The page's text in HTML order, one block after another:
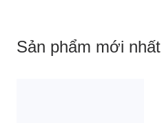
Sản phẩm mới nhất